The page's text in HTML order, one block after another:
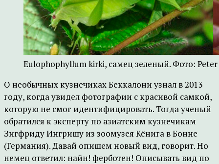
Eulophophyllum kirki, самец зеленый. Фото:
О необычных кузнечиках Беккалони узнал в 2013
году, когда увидел фотографии с красивой самкой,
которую не смог идентифицировать. Тогда ученый
обратился к эксперту по азиатским кузнечикам
Зигфриду Ингришу из зоомузея Кёнига в Бонне
(Германия). Давай опишем новый вид, говорит. Но
немец ответил: найн! ферботен! Описывать вид по